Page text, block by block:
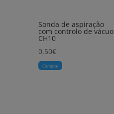
Sonda de aspiração
com controlo de vácuo
CH10
0,50€
Comprar